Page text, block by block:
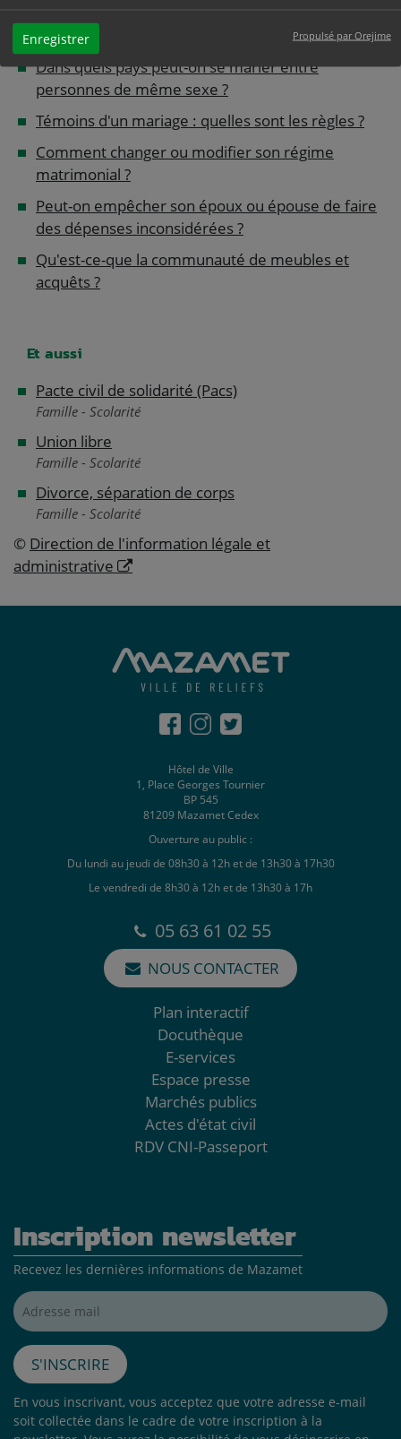
Enregistrer Propulsé par Orejime
famille ?
Dans quels pays peut-on se marier entre
personnes de même sexe ?
Témoins d'un mariage : quelles sont les règles ?
Comment changer ou modifier son régime
matrimonial ?
Peut-on empêcher son époux ou épouse de faire
des dépenses inconsidérées ?
Qu'est-ce-que la communauté de meubles et
acquêts ?
Et aussi
Pacte civil de solidarité (Pacs)
Famille - Scolarité
Union libre
Famille - Scolarité
Divorce, séparation de corps
Famille - Scolarité
© Direction de l'information légale et
administrative
Hôtel de Ville
1, Place Georges Tournier
BP 545
81209 Mazamet Cedex
Ouverture au public :
Du lundi au jeudi de 08h30 à 12h et de 13h30 à 17h30
Le vendredi de 8h30 à 12h et de 13h30 à 17h
05 63 61 02 55
NOUS CONTACTER
Plan interactif
Docuthèque
E-services
Espace presse
Marchés publics
Actes d'état civil
RDV CNI-Passeport
Inscription newsletter
Recevez les dernières informations de Mazamet
Adresse mail*
S'inscrire
En vous inscrivant, vous acceptez que votre adresse e-mail
soit collectée dans le cadre de votre inscription à la